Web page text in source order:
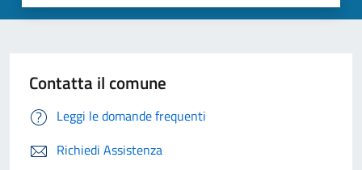
Contatta il comune
Leggi le domande frequenti
Richiedi Assistenza